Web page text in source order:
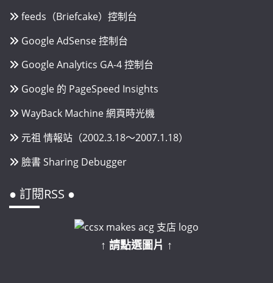
feeds（Briefcake）控制台
Google AdSense 控制台
Google Analytics GA-4 控制台
Google 的 PageSpeed Insights
WayBack Machine 網頁時光機
元祖 情報站（2002.3.18～2007.1.18）
臉書 Sharing Debugger
● 訂閱RSS ●
↑ 請點選圖片 ↑